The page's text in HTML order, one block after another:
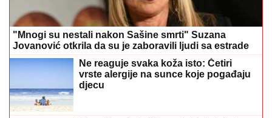
"Mnogi su nestali nakon Sašine smrti" Suzana
Jovanović otkrila da su je zaboravili ljudi sa estrade
Ne reaguje svaka koža isto: Četiri
vrste alergije na sunce koje pogađaju
djecu